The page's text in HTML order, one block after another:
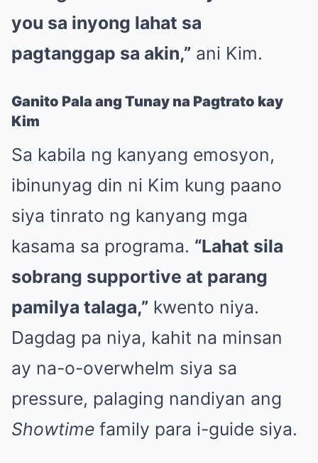
you sa inyong lahat sa
pagtanggap sa akin,” ani Kim.
Ganito Pala ang Tunay na Pagtrato kay
Kim
Sa kabila ng kanyang emosyon,
ibinunyag din ni Kim kung paano
siya tinrato ng kanyang mga
kasama sa programa. “Lahat sila
sobrang supportive at parang
pamilya talaga,” kwento niya.
Dagdag pa niya, kahit na minsan
ay na-o-overwhelm siya sa
pressure, palaging nandiyan ang
Showtime family para i-guide siya.